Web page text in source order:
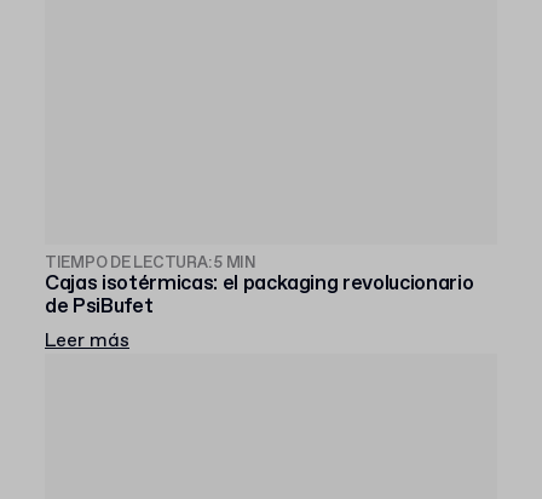
TIEMPO DE LECTURA: 5 MIN
Cajas isotérmicas: el packaging revolucionario
de PsiBufet
Leer más